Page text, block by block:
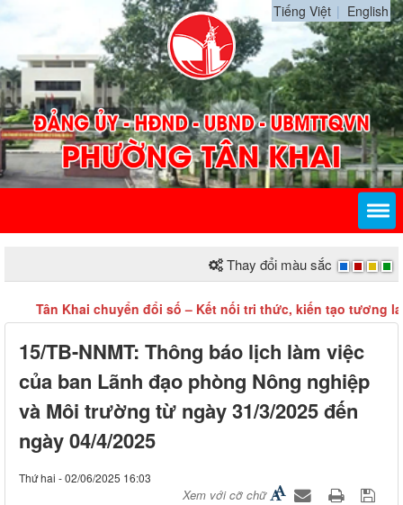
Tiếng Việt English
Thay đổi màu sắc
Tân Khai chuyển đổi số – Kết nối tri thức, kiến tạo tương lai!
15/TB-NNMT: Thông báo lịch làm việc
của ban Lãnh đạo phòng Nông nghiệp
và Môi trường từ ngày 31/3/2025 đến
ngày 04/4/2025
Thứ hai - 02/06/2025 16:03
Xem với cỡ chữ